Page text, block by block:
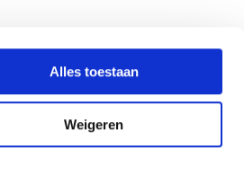
Alles toestaan
Weigeren